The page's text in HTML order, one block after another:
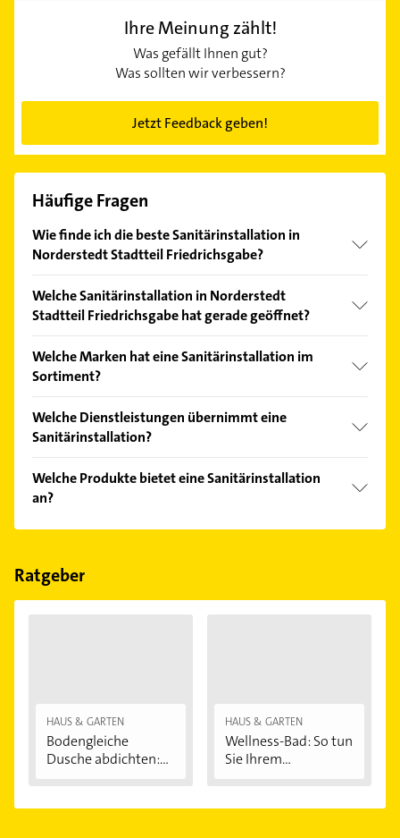
Ihre Meinung zählt!
Was gefällt Ihnen gut?
Was sollten wir verbessern?
Jetzt Feedback geben!
Häufige Fragen
Wie finde ich die beste Sanitärinstallation in
Norderstedt Stadtteil Friedrichsgabe?
Kundenmeinungen und profitieren Sie von den
Empfehlungen. Die Suchergebnisse können Sie sich
Welche Sanitärinstallation in Norderstedt
Stadtteil Friedrichsgabe hat gerade geöffnet?
Bitte beachten Sie, dass diese an Sonn- und
Feiertagen abweichen können.
Welche Marken hat eine Sanitärinstallation im
Sortiment?
Buderus, Grohe, Junkers und Vaillant.
Welche Dienstleistungen übernimmt eine
Sanitärinstallation?
Bauklempnerarbeiten, Bauklempnerei, Beratung
und Energieberatung.
Welche Produkte bietet eine Sanitärinstallation
an?
Das Angebot umfasst unter anderem Duschen,
Ratgeber
HAUS & GARTEN
Bodengleiche
Dusche abdichten:...
HAUS & GARTEN
Wellness-Bad: So tun
Sie Ihrem...